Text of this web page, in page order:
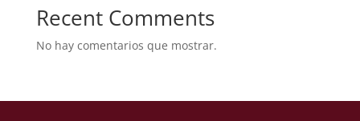
Recent Comments
No hay comentarios que mostrar.